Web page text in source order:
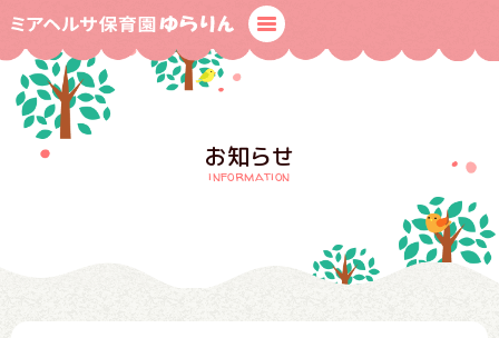
お知らせ
information